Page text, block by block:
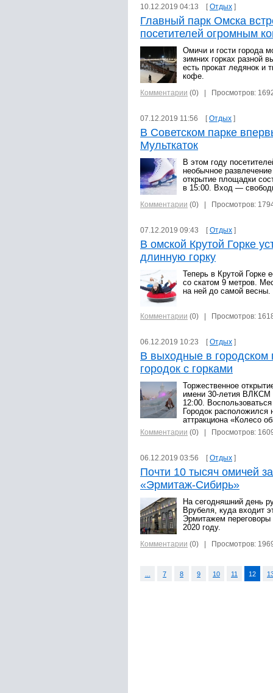
10.12.2019 04:13 [Отдых ]
Главный парк Омска
посетителей огромным
Омичи и гости города
зимних горках разной
есть прокат ледянок и
кофе.
Комментарии (0) | Просмотров:
07.12.2019 11:56 [Отдых ]
В Советском парке
Мульткаток
В этом году
необычное
открытие площадки
в 15:00. Вход —
Комментарии (0) | Просмотров:
07.12.2019 09:43 [Отдых ]
В омской Крутой Горке
длинную горку
Теперь в Крутой Горке
со скатом 9 метров.
на ней до самой весны.
Комментарии (0) | Просмотров:
06.12.2019 10:23 [Отдых ]
В выходные в городском
городок с горками
Торжественное
имени 30-летия ВЛКСМ
12:00.
Городок
аттракциона «Колесо
Комментарии (0) | Просмотров:
06.12.2019 03:56 [Отдых ]
Почти 10 тысяч омичей
«Эрмитаж-Сибирь»
На сегодняшний день
Врубеля, куда входит
Эрмитажем переговоры
2020 году.
Комментарии (0) | Просмотров:
7 8 9 10 11 12